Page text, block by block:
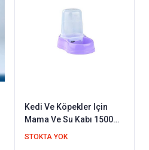
Kedi Ve Köpekler Için
Mama Ve Su Kabı 1500
ml
STOKTA YOK